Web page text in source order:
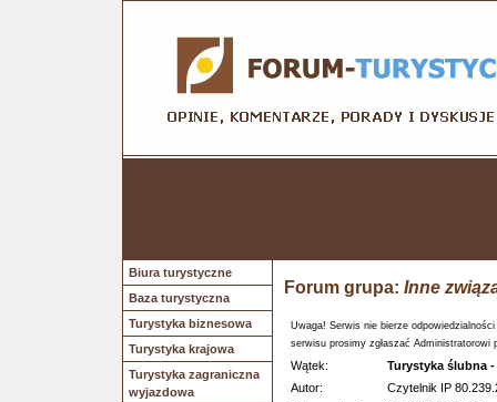
Biura turystyczne
Baza turystyczna
Turystyka biznesowa
Turystyka krajowa
Turystyka zagraniczna
wyjazdowa
Forum grupa: Inne
Uwaga! Serwis nie bierze
serwisu prosimy zgłaszać Administratorowi
Wątek:
Turystyka ślubna
Autor:
Czytelnik IP